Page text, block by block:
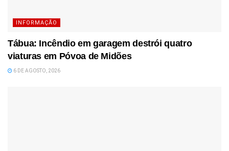
INFORMAÇÃO
Tábua: Incêndio em garagem destrói quatro
viaturas em Póvoa de Midões
6 DE AGOSTO, 2026